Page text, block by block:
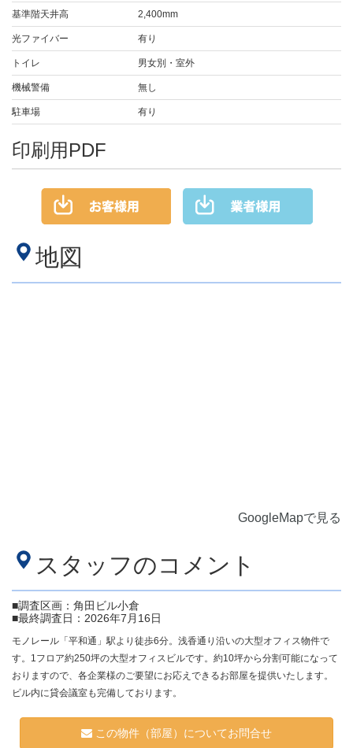
基準階天井高 2,400mm
光ファイバー 有り
トイレ 男女別・室外
機械警備 無し
駐車場 有り
印刷用PDF
地図
GoogleMapで見る
スタッフのコメント
■調査区画：角田ビル小倉
■最終調査日：2026年7月16日
モノレール「平和通」駅より徒歩6分。浅香通り沿いの大型オフィス物件で
す。1フロア約250坪の大型オフィスビルです。約10坪から分割可能になって
おりますので、各企業様のご要望にお応えできるお部屋を提供いたします。
ビル内に貸会議室も完備しております。
この物件（部屋）についてお問合せ